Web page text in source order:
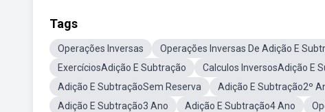
Tags
Operações Inversas Operações Inversas De Adição E
ExercíciosAdição E Subtração
Calculos InversosAdição E
Adição E SubtraçãoSem Reserva
Adição E Subtração2º
Adição E Subtração3 Ano
Adição E Subtração4 Ano